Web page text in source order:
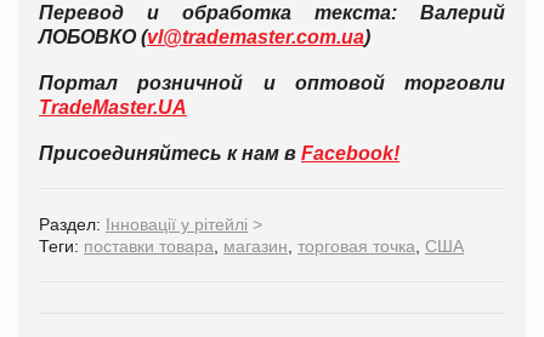
Перевод и обработка текста: Валерий
ЛОБОВКО (vl@trademaster.com.ua)
Портал розничной и оптовой торговли
TradeMaster.UA
Присоединяйтесь к нам в Facebook!
Раздел: Інновації у рітейлі >
Теги: поставки товара магазин торговая точка США